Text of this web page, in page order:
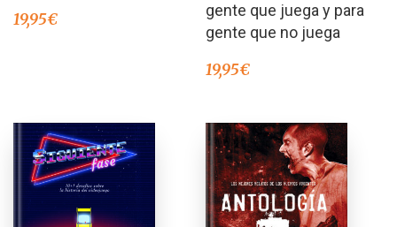
19,95€
gente que juega y para
gente que no juega
19,95€